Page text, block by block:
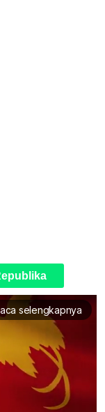
selengkapnya